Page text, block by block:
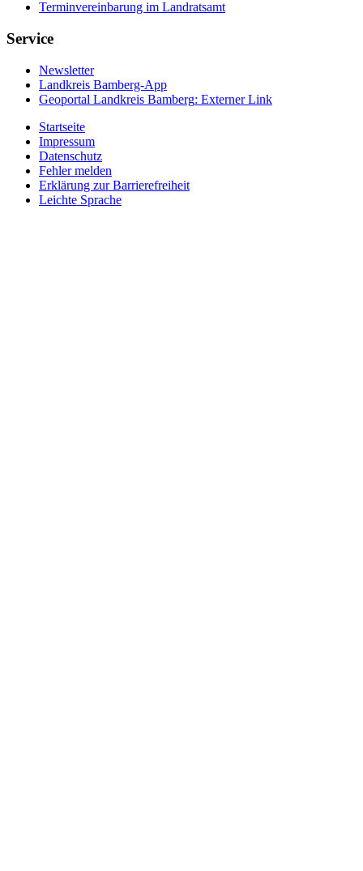
Terminvereinbarung im Landratsamt
Service
Newsletter
Landkreis Bamberg-App
Geoportal Landkreis Bamberg: Externer Link
Startseite
Impressum
Datenschutz
Fehler melden
Erklärung zur Barrierefreiheit
Leichte Sprache